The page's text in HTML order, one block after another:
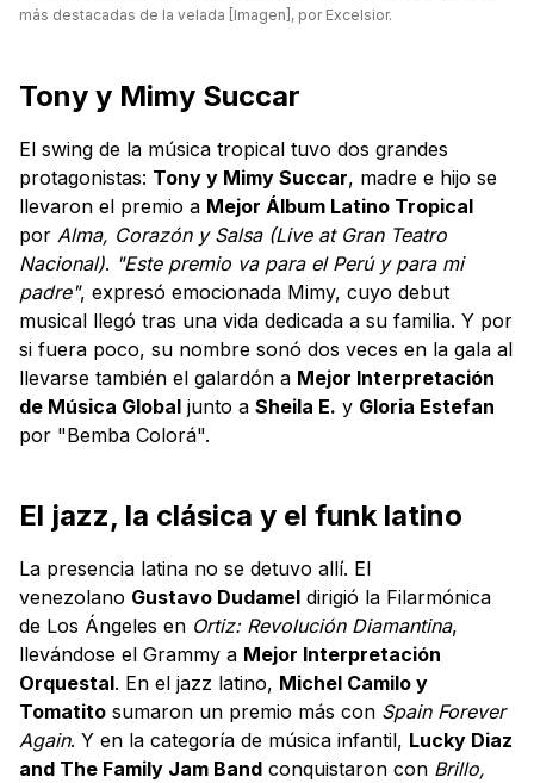
más destacadas de la velada [Imagen], por Excelsior.
Tony y Mimy Succar
El swing de la música tropical tuvo dos grandes
protagonistas: Tony y Mimy Succar, madre e hijo se
llevaron el premio a Mejor Álbum Latino Tropical
por Alma, Corazón y Salsa (Live at Gran Teatro
Nacional). "Este premio va para el Perú y para mi
padre", expresó emocionada Mimy, cuyo debut
musical llegó tras una vida dedicada a su familia. Y por
si fuera poco, su nombre sonó dos veces en la gala al
llevarse también el galardón a Mejor Interpretación
de Música Global junto a Sheila E. y Gloria Estefan
por "Bemba Colorá".
El jazz, la clásica y el funk latino
La presencia latina no se detuvo allí. El
venezolano Gustavo Dudamel dirigió la Filarmónica
de Los Ángeles en Ortiz: Revolución Diamantina,
llevándose el Grammy a Mejor Interpretación
Orquestal. En el jazz latino, Michel Camilo y
Tomatito sumaron un premio más con Spain Forever
Again. Y en la categoría de música infantil, Lucky Diaz
and The Family Jam Band conquistaron con Brillo,